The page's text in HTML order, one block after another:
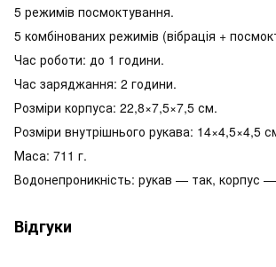
5 режимів посмоктування.
5 комбінованих режимів (вібрація +
Час роботи: до 1 години.
Час заряджання: 2 години.
Розміри корпуса: 22,8×7,5×7,5 см.
Розміри внутрішнього рукава: 14×4,5×4,5
Маса: 711 г.
Водонепроникність: рукав — так, корпус —
Відгуки